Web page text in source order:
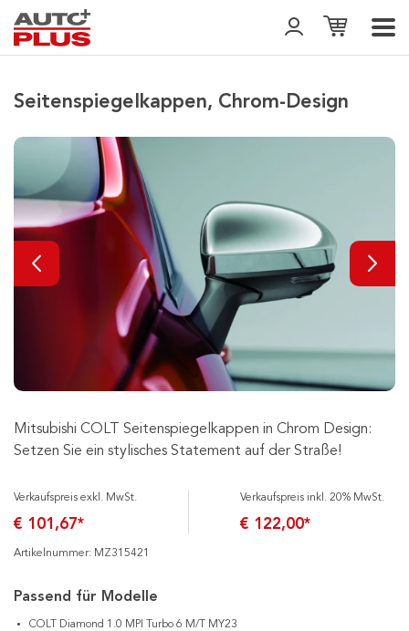
Seitenspiegelkappen, Chrom-Design
Mitsubishi COLT Seitenspiegelkappen in Chrom Design:
Setzen Sie ein stylisches Statement auf der Straße!
Verkaufspreis exkl. MwSt.
€ 101,67*
Verkaufspreis inkl. 20% MwSt.
€ 122,00*
Artikelnummer: MZ315421
Passend für Modelle
COLT Diamond 1.0 MPI Turbo 6 M/T MY23